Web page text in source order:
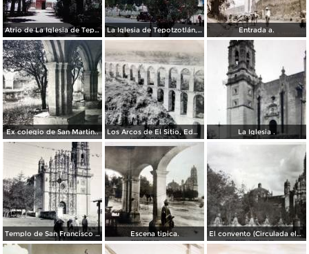
Atrio de La Iglesia de Tepotzotlán, México 1946 La Iglesia de Tepotzotlán, México 1946. Entrada a.
Ex colegio de San Martin.. Los Arcos de El Sitio, Edo de México La Iglesia .
Templo de San Francisco Javier, hoy Museo Nacional del Virreinato Escena tipica. El convento (Circulada el7 de Julio de 1937 ).